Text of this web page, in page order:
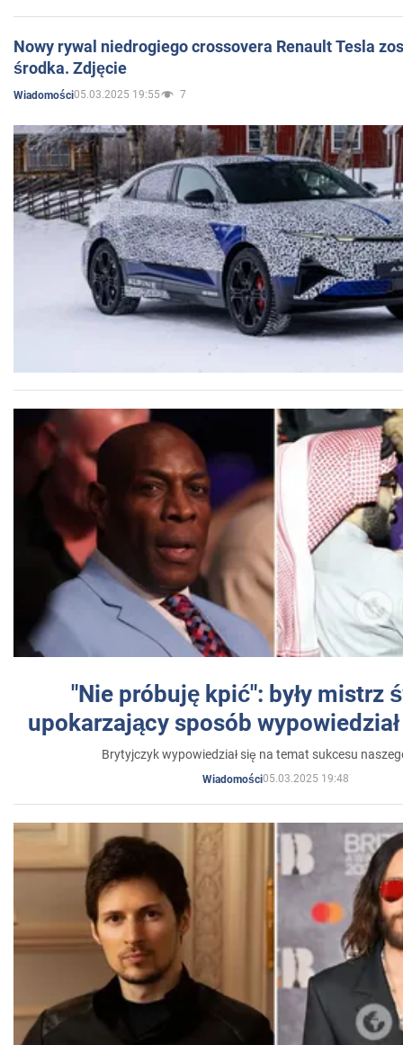
Nowy rywal niedrogiego crossovera Renault Tesla
środka. Zdjęcie
Wiadomości05.03.2025 19:55 7
"Nie próbuję kpić": były mistrz
upokarzający sposób
Brytyjczyk wypowiedział się na temat sukcesu
Wiadomości05.03.2025 19:48